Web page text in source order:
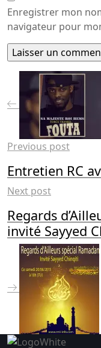
Enregistrer mon
navigateur pour
Previous post
Entretien RC
Next post
Regards
invité Sayyed